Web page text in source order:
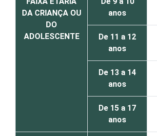
DA CRIANÇA OU
DO
ADOLESCENTE
anos
De 11 a 12
anos
De 13 a 14
anos
De 15 a 17
anos